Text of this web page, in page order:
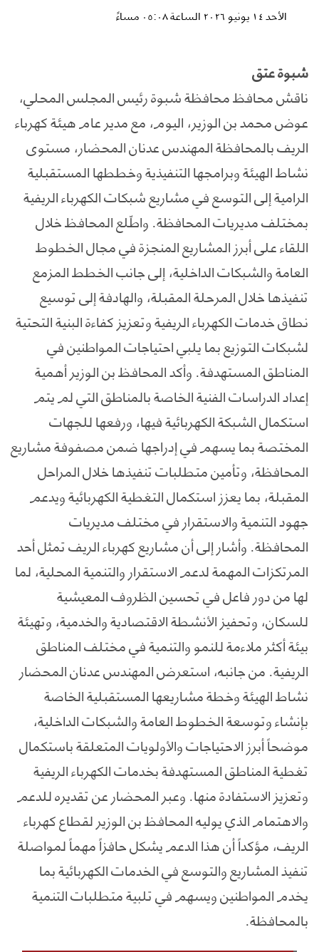
الأحد ١٤ يونيو ٢٠٢٦ الساعة ٠٥:٠٨ مساءً
شبوة عتق
ناقش محافظ محافظة شبوة رئيس المجلس المحلي،
عوض محمد بن الوزير، اليوم، مع مدير عام هيئة كهرباء
الريف بالمحافظة المهندس عدنان المحضار، مستوى
نشاط الهيئة وبرامجها التنفيذية وخططها المستقبلية
الرامية إلى التوسع في مشاريع شبكات الكهرباء الريفية
بمختلف مديريات المحافظة. واطّلع المحافظ خلال
اللقاء على أبرز المشاريع المنجزة في مجال الخطوط
العامة والشبكات الداخلية، إلى جانب الخطط المزمع
تنفيذها خلال المرحلة المقبلة، والهادفة إلى توسيع
نطاق خدمات الكهرباء الريفية وتعزيز كفاءة البنية التحتية
لشبكات التوزيع بما يلبي احتياجات المواطنين في
المناطق المستهدفة. وأكد المحافظ بن الوزير أهمية
إعداد الدراسات الفنية الخاصة بالمناطق التي لم يتم
استكمال الشبكة الكهربائية فيها، ورفعها للجهات
المختصة بما يسهم في إدراجها ضمن مصفوفة مشاريع
المحافظة، وتأمين متطلبات تنفيذها خلال المراحل
المقبلة، بما يعزز استكمال التغطية الكهربائية ويدعم
جهود التنمية والاستقرار في مختلف مديريات
المحافظة. وأشار إلى أن مشاريع كهرباء الريف تمثل أحد
المرتكزات المهمة لدعم الاستقرار والتنمية المحلية، لما
لها من دور فاعل في تحسين الظروف المعيشية
للسكان، وتحفيز الأنشطة الاقتصادية والخدمية، وتهيئة
بيئة أكثر ملاءمة للنمو والتنمية في مختلف المناطق
الريفية. من جانبه، استعرض المهندس عدنان المحضار
نشاط الهيئة وخطة مشاريعها المستقبلية الخاصة
بإنشاء وتوسعة الخطوط العامة والشبكات الداخلية،
موضحاً أبرز الاحتياجات والأولويات المتعلقة باستكمال
تغطية المناطق المستهدفة بخدمات الكهرباء الريفية
وتعزيز الاستفادة منها. وعبر المحضار عن تقديره للدعم
والاهتمام الذي يوليه المحافظ بن الوزير لقطاع كهرباء
الريف، مؤكداً أن هذا الدعم يشكل حافزاً مهماً لمواصلة
تنفيذ المشاريع والتوسع في الخدمات الكهربائية بما
يخدم المواطنين ويسهم في تلبية متطلبات التنمية
بالمحافظة.